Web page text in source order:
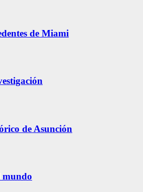
de Miami
de Asunción
mundo